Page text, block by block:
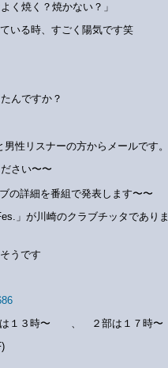
く焼く？焼かない？」
いる時、すごく陽気です笑
んですか？
性リスナーの方からメールです。
さい〜〜
の詳細を番組で発表します〜〜
」が川崎のクラブチッタでありま
うです
は１３時〜 、 ２部は１７時〜